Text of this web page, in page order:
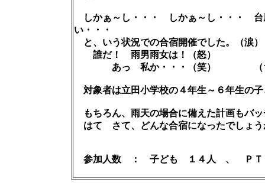
しかぁ～し・・・ しかぁ～し・・・ 台
い・・・
と、いう状況での合宿開催でした。
誰だ！ 雨男雨女は！（怒）
あっ 私か・・・（笑） （ちなみ
対象者は立田小学校の４年生～６年生の
もちろん、雨天の場合に備えた計画もバ
はて さて、どんな合宿になったでしょう
参加人数 ： 子ども １４人 、 Ｐ